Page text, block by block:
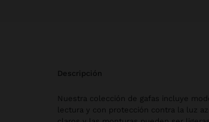
descripción
Nuestra colección de gafas incluye
lectura y con protección contra la luz